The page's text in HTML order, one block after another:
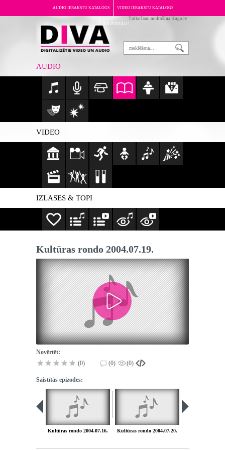
AUDIO IERAKSTU KATALOGS VIDEO IERAKSTU KATALOGS
PAR PORTĀLU
Tulkošanu nodrošina Hugo.lv
AUDIO
VIDEO
IZLASES & TOPI
Kultūras rondo 2004.07.19.
Novērtēt:
(0)
(0) (0)
Saistītās epizodes:
Kultūras rondo 2004.07.16. Kultūras rondo 2004.07.20.